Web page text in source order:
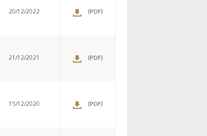
20/12/2022 (PDF)
21/12/2021 (PDF)
15/12/2020 (PDF)